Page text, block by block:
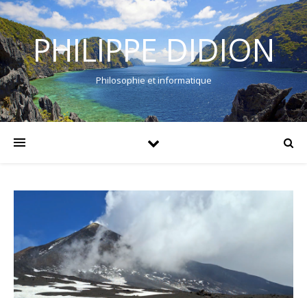
PHILIPPE DIDION
Philosophie et informatique